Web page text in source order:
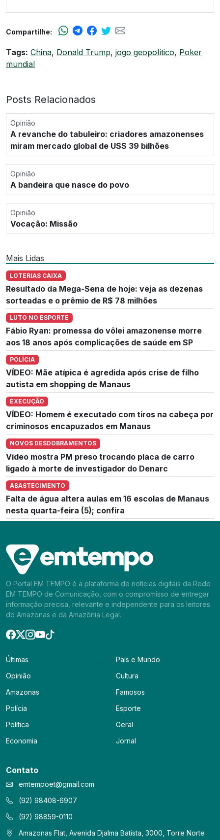
Compartilhe:
Tags: China, Donald Trump, jogo geopolítico, Poker
mundial
Posts Relacionados
Opinião
A revanche do tabuleiro: criadores amazonenses
miram mercado global de US$ 39 bilhões
Opinião
A bandeira que nasce do povo
Opinião
Vocação: Missão
Mais Lidas
LOTERIAS CAIXA
Resultado da Mega-Sena de hoje: veja as dezenas
sorteadas e o prêmio de R$ 78 milhões
LUTO NO ESPORTE
Fábio Ryan: promessa do vôlei amazonense morre
aos 18 anos após complicações de saúde em SP
POLÍCIA
VÍDEO: Mãe atípica é agredida após crise de filho
autista em shopping de Manaus
EXECUÇÃO
VÍDEO: Homem é executado com tiros na cabeça por
criminosos encapuzados em Manaus
NOVOS DESDOBRAMENTOS
Vídeo mostra PM preso trocando placa de carro
ligado à morte de investigador do Denarc
ABASTECIMENTO
Falta de água altera aulas em 16 escolas de Manaus
nesta quarta-feira (5); confira
O Portal EM TEMPO é a plataforma de notícias digitais da Rede
EM TEMPO de Comunicação, com o compromisso de entregar
informação precisa, relevante e independente para os leitores
do Amazonas e da Amazônia Legal.
Últimas
Opinião
Amazonas
Polícia
Política
Economia
País e Mundo
Cultura
Famosos
Esporte
Geral
Jornal
Contato
emtempoet@gmail.com
(92) 98408-6907
(92) 98859-0110
Amazonas Flat, Avenida Djalma Batista, 3000, Torre Norte